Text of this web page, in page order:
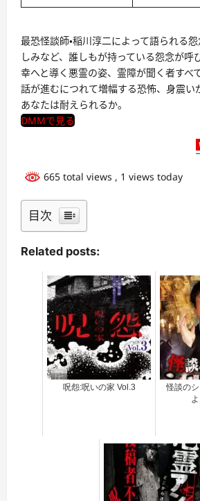
最恐怪談師・稲川淳二によって語られる
しみなど、誰しもが持っている怨念が
幸へと導く悪霊の姿、霊障が聞く者すべ
話が進むにつれて増幅する恐怖、身震い
あなたは耐えられるか。
DMMで見る
665 total views , 1 views today
目次
Related posts:
呪怨:呪いの家 Vol.3
怪談の